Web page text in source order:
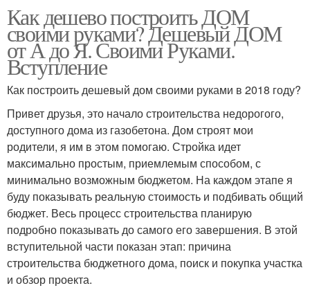
Как дешево построить ДОМ
своими руками? Дешевый ДОМ
от А до Я. Своими Руками.
Вступление
Как построить дешевый дом своими руками в 2018 году?
Привет друзья, это начало строительства недорогого,
доступного дома из газобетона. Дом строят мои
родители, я им в этом помогаю. Стройка идет
максимально простым, приемлемым способом, с
минимально возможным бюджетом. На каждом этапе я
буду показывать реальную стоимость и подбивать общий
бюджет. Весь процесс строительства планирую
подробно показывать до самого его завершения. В этой
вступительной части показан этап: причина
строительства бюджетного дома, поиск и покупка участка
и обзор проекта.